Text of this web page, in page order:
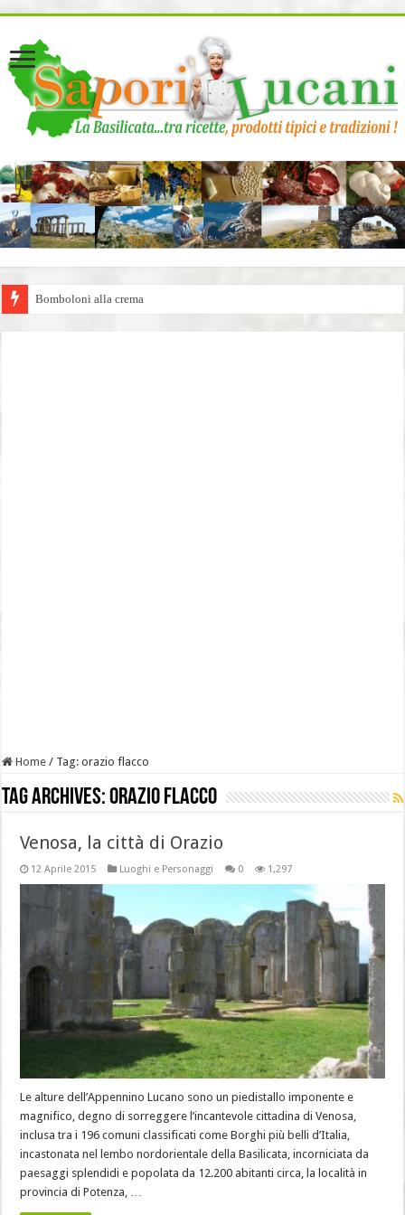
Bomboloni alla crema
Home / Tag:orazio flacco
Tag Archives:orazio flacco
Venosa, la città di Orazio
12 Aprile 2015 Luoghi e Personaggi 0 1,297
Le alture dell’Appennino Lucano sono un piedistallo imponente e
magnifico, degno di sorreggere l’incantevole cittadina di Venosa,
inclusa tra i 196 comuni classificati come Borghi più belli d’Italia,
incastonata nel lembo nord­orientale della Basilicata, incorniciata da
paesaggi splendidi e popolata da 12.200 abitanti circa, la località in
provincia di Potenza, …